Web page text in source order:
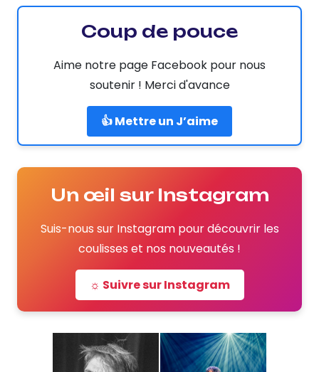
Coup de pouce
Aime notre page Facebook pour nous
soutenir ! Merci d'avance
👍 Mettre un J’aime
Un œil sur Instagram
Suis-nous sur Instagram pour découvrir les
coulisses et nos nouveautés !
☼ Suivre sur Instagram